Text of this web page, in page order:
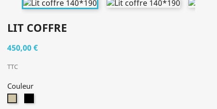
LIT COFFRE
450,00 €
TTC
Couleur